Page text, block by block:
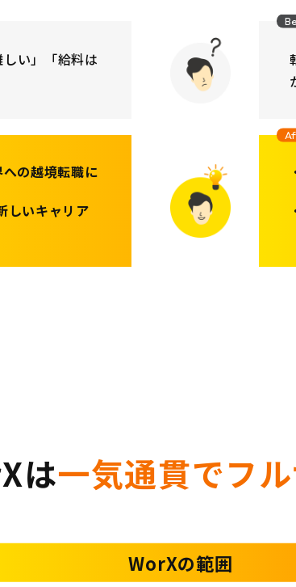
い」「給料は
の越境転職に
しいキャリア
は一気通貫でフ
WorXの範囲